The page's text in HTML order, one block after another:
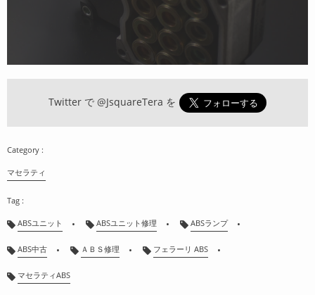
Twitter で @JsquareTera を
マセラティ
ABSユニット ABSユニット修理 ABSランプ
ABS中古 ＡＢＳ修理 フェラーリ ABS
マセラティABS